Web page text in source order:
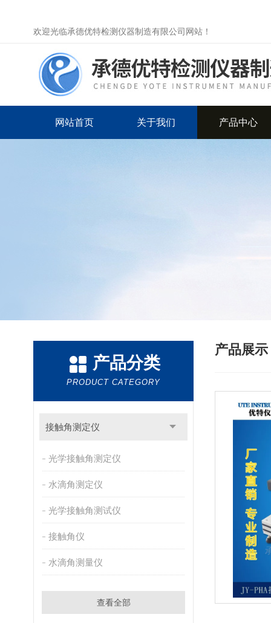
欢迎光临承德优特检测仪器制造有限公司网站！
网站首页 关于我们 产品中心
产品分类
PRODUCT CATEGORY
接触角测定仪
光学接触角测定仪
水滴角测定仪
光学接触角测试仪
接触角仪
水滴角测量仪
查看全部
产品展示